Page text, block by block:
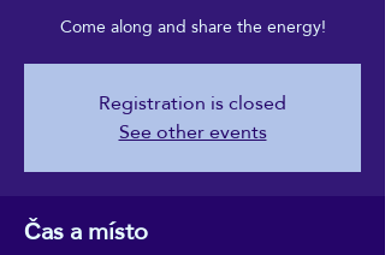
Come along and share the energy!
Registration is closed
See other events
Čas a místo